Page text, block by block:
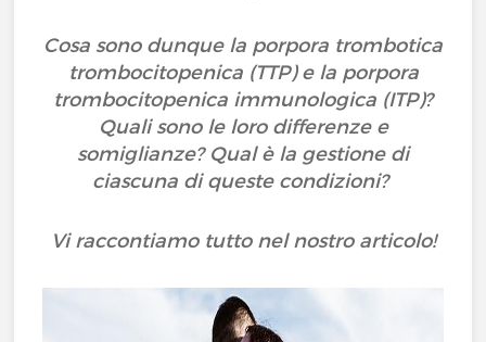
Cosa sono dunque la porpora trombotica
trombocitopenica (TTP) e la porpora
trombocitopenica immunologica (ITP)?
Quali sono le loro differenze e
somiglianze? Qual è la gestione di
ciascuna di queste condizioni?
Vi raccontiamo tutto nel nostro articolo!